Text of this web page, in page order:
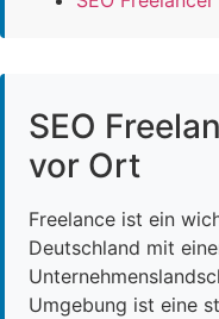
SEO
vor Ort
Freelance ist ein
Deutschland mit
Umgebung ist eine